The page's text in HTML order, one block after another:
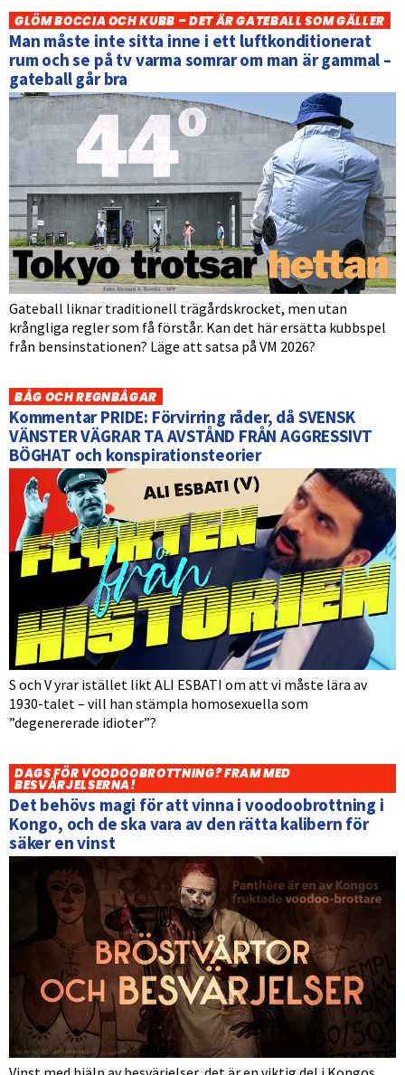
GLÖM BOCCIA OCH KUBB – DET ÄR GATEBALL SOM GÄLLER
Man måste inte sitta inne i ett luftkonditionerat
rum och se på tv varma somrar om man är gammal –
gateball går bra
Gateball liknar traditionell trägårdskrocket, men utan
krångliga regler som få förstår. Kan det här ersätta kubbspel
från bensinstationen? Läge att satsa på VM 2026?
BÅG OCH REGNBÅGAR
Kommentar PRIDE: Förvirring råder, då SVENSK
VÄNSTER VÄGRAR TA AVSTÅND FRÅN AGGRESSIVT
BÖGHAT och konspirationsteorier
S och V yrar istället likt ALI ESBATI om att vi måste lära av
1930-talet – vill han stämpla homosexuella som
”degenererade idioter”?
DAGS FÖR VOODOOBROTTNING? FRAM MED
BESVÄRJELSERNA!
Det behövs magi för att vinna i voodoobrottning i
Kongo, och de ska vara av den rätta kalibern för
säker en vinst